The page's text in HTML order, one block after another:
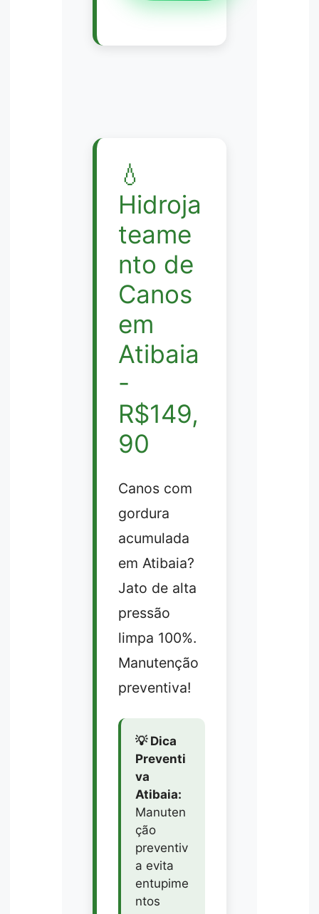
💧
Hidroja
teame
nto de
Canos
em
Atibaia
-
R$149,
90
Canos com
gordura
acumulada
em Atibaia?
Jato de alta
pressão
limpa 100%.
Manutenção
preventiva!
💡 Dica
Preventi
va
Atibaia:
Manuten
ção
preventiv
a evita
entupime
ntos